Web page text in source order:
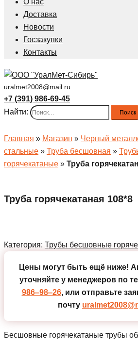
О нас
Доставка
Новости
Госзакупки
Контакты
uralmet2008@mail.ru
+7 (391) 986-69-45
Найти:
Главная » Магазин » Черный
стальные » Труба бесшовная »
горячекатаные » Труба
Труба горячекатаная 108*8
Категория: Трубы бесшовные
Цены могут быть ещё ниже!
уточняйте у менеджеров по
986‒98‒26, или отправьте
почту
Бесшовные горячекатаные трубы